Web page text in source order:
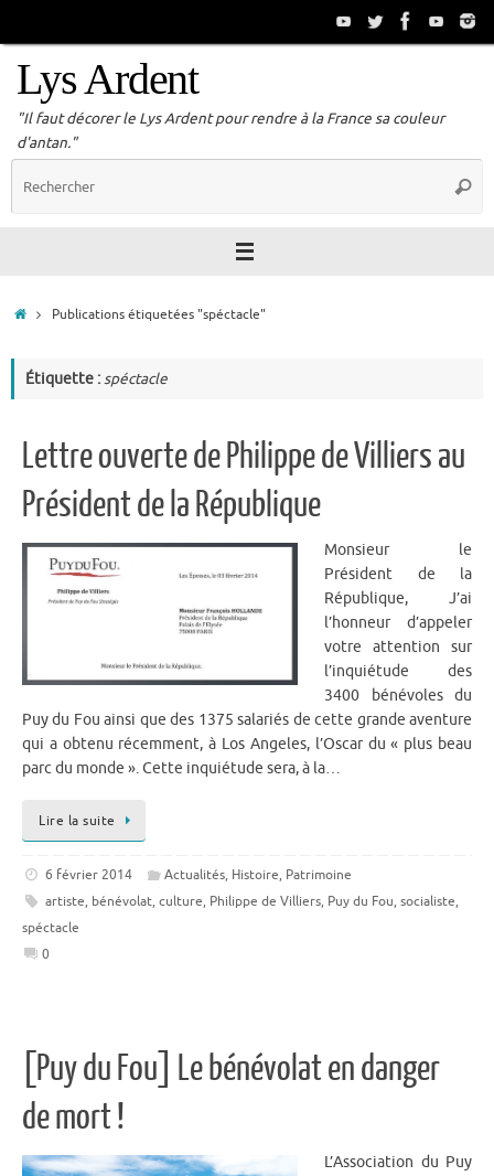
Lys Ardent
"Il faut décorer le Lys Ardent pour rendre à la France sa couleur
d'antan."
AccueilPublications étiquetées "spéctacle"
Étiquette :spéctacle
Lettre ouverte de Philippe de Villiers au
Président de la République
Monsieur le
Président de la
République, J’ai
l’honneur d’appeler
votre attention sur
l’inquiétude des
3400 bénévoles du
Puy du Fou ainsi que des 1375 salariés de cette grande aventure
qui a obtenu récemment, à Los Angeles, l’Oscar du « plus beau
parc du monde ». Cette inquiétude sera, à la…
Lire la suite
6 février 2014 Actualités, Histoire, Patrimoine
artiste, bénévolat, culture, Philippe de Villiers, Puy du Fou, socialiste,
spéctacle
0
[Puy du Fou] Le bénévolat en danger
de mort !
L’Association du Puy